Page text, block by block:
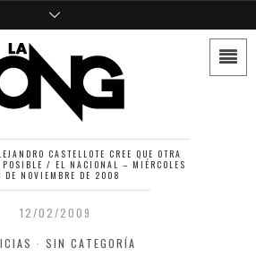
CASTELLOTE CREE QUE OTRA
POSIBLE / EL NACIONAL – MIÉRCOLES
DE NOVIEMBRE DE 2008
12/02/2009
· SIN CATEGORÍA